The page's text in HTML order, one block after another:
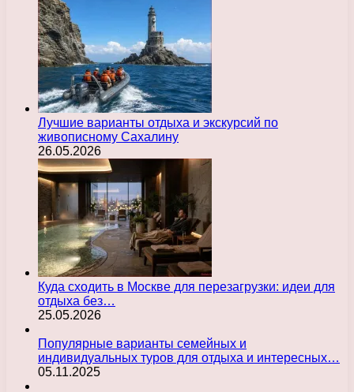
Лучшие варианты отдыха и экскурсий по
живописному Сахалину
26.05.2026
Куда сходить в Москве для перезагрузки: идеи для
отдыха без…
25.05.2026
Популярные варианты семейных и
индивидуальных туров для отдыха и интересных…
05.11.2025